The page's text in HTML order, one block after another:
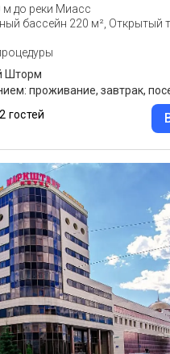
м до реки Миасс
бассейн 220 м², Открытый
Шторм
гостей